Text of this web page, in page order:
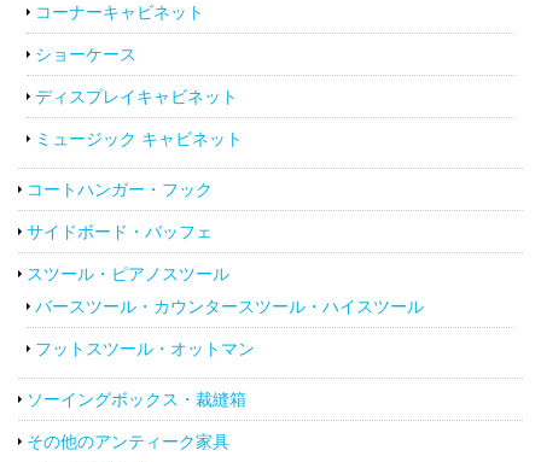
コーナーキャビネット
ショーケース
ディスプレイキャビネット
ミュージック キャビネット
コートハンガー・フック
サイドボード・バッフェ
スツール・ピアノスツール
バースツール・カウンタースツール・ハイスツール
フットスツール・オットマン
ソーイングボックス・裁縫箱
その他のアンティーク家具